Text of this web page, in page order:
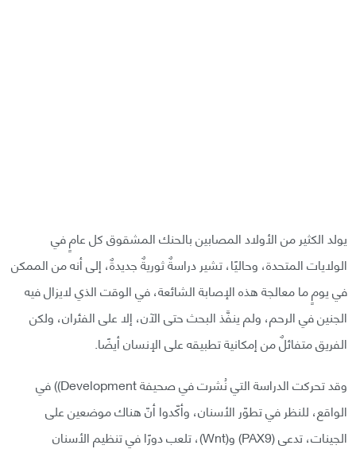
يولد الكثير من الأولاد المصابين بالحنك المشقوق كل عامٍ في
الولايات المتحدة، وحاليًا، تشير دراسةٌ ثوريةٌ جديدةٌ، إلى أنه من الممكن
في يومٍ ما معالجة هذه الإصابة الشائعة، في الوقت الذي لايزال فيه
الجنين في الرحم، ولم ينفَّذ البحث حتى الآن، إلا على الفئران، ولكن
الفريق متفائلٌ من إمكانية تطبيقه على الإنسان أيضًا.
وقد تحركت الدراسة التي نُشرت في صحيفة Development)) في
الواقع، للنظر في تطوّر الأسنان، وأكّدوا أنّ هناك موضعين على
الجينات، تدعى (PAX9) و(Wnt)، تلعب دورًا في تنظيم الأسنان